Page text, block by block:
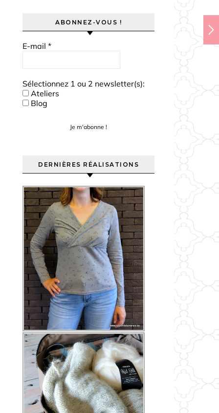
ABONNEZ-VOUS !
E-mail *
Sélectionnez 1 ou 2 newsletter(s):
Ateliers
Blog
DERNIÈRES RÉALISATIONS